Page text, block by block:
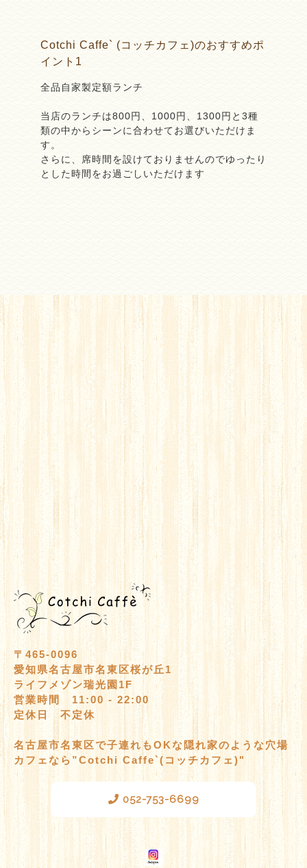
Cotchi Caffe` (コッチカフェ)のおすすめポ
イント1
全品自家製定額ランチ
当店のランチは800円、1000円、1300円と3種
類の中からシーンに合わせてお選びいただけま
す。
さらに、席時間を設けておりませんのでゆったり
とした時間をお過ごしいただけます
〒465-0096
愛知県名古屋市名東区桜が丘1
ライフメゾン瑞光園1F
営業時間 11:00 - 22:00
定休日 不定休
名古屋市名東区で子連れもOKな隠れ家のような穴場
カフェなら”Cotchi Caffe`(コッチカフェ)"
052-753-6699